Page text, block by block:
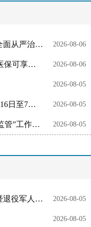
2026-08-06
耒阳市烟草专卖局“三责”闭环夯实全面从严治党根基
2026-08-06
9月1日起，灵活就业人员参加职工医保可享生育保险待遇了！
2026-08-05
2026-08-05
耒阳市水务发展有限公司2026年7月16日至7月31日工作进展
2026-08-05
关于全面推进食品安全“互联网+AI监管”工作的倡议书
2026-08-05
永济镇开展“八一”建军节慰问活动暨退役军人座谈会
2026-08-05